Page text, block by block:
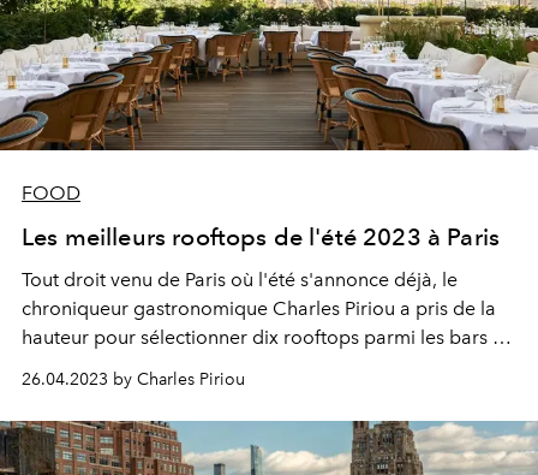
FOOD
Les meilleurs rooftops de l'été 2023 à Paris
Tout droit venu de Paris où l'été s'annonce déjà, le
chroniqueur gastronomique Charles Piriou a pris de la
hauteur pour sélectionner dix rooftops parmi les bars et
26.04.2023 by Charles Piriou